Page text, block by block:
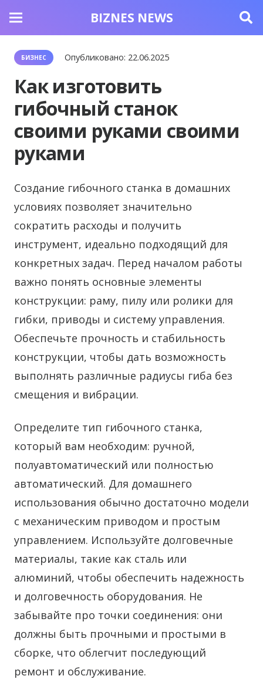
BIZNES NEWS
БИЗНЕС Опубликовано: 22.06.2025
Как изготовить
гибочный станок
своими руками своими
руками
Создание гибочного станка в домашних
условиях позволяет значительно
сократить расходы и получить
инструмент, идеально подходящий для
конкретных задач. Перед началом работы
важно понять основные элементы
конструкции: раму, пилу или ролики для
гибки, приводы и систему управления.
Обеспечьте прочность и стабильность
конструкции, чтобы дать возможность
выполнять различные радиусы гиба без
смещения и вибрации.
Определите тип гибочного станка,
который вам необходим: ручной,
полуавтоматический или полностью
автоматический. Для домашнего
использования обычно достаточно модели
с механическим приводом и простым
управлением. Используйте долговечные
материалы, такие как сталь или
алюминий, чтобы обеспечить надежность
и долговечность оборудования. Не
забывайте про точки соединения: они
должны быть прочными и простыми в
сборке, что облегчит последующий
ремонт и обслуживание.